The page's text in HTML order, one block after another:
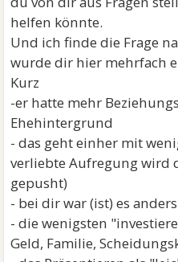
helfen könnte.
Und ich finde die Frage
wurde dir hier mehrfach
Kurz
-er hatte mehr
Ehehintergrund
- das geht einher mit
verliebte Aufregung wird
gepusht)
- bei dir war (ist) es
- die wenigsten
Geld, Familie,